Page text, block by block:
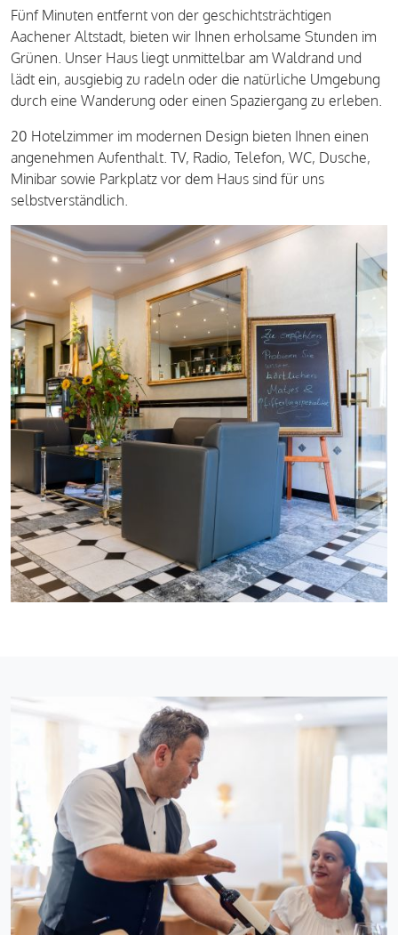
Fünf Minuten entfernt von der geschichtsträchtigen
Aachener Altstadt, bieten wir Ihnen erholsame Stunden im
Grünen. Unser Haus liegt unmittelbar am Waldrand und
lädt ein, ausgiebig zu radeln oder die natürliche Umgebung
durch eine Wanderung oder einen Spaziergang zu erleben.
20 Hotelzimmer im modernen Design bieten Ihnen einen
angenehmen Aufenthalt. TV, Radio, Telefon, WC, Dusche,
Minibar sowie Parkplatz vor dem Haus sind für uns
selbstverständlich.